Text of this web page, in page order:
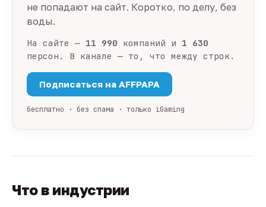
не попадают на сайт. Коротко, по делу, без
воды.
На сайте — 11 990 компаний и 1 630
персон. В канале — то, что между строк.
Подписаться на AFFPAPA
бесплатно · без спама · только iGaming
Что в индустрии